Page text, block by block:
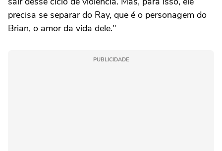
precisa se separar do Ray, que é o personagem do
Brian, o amor da vida dele."
PUBLICIDADE